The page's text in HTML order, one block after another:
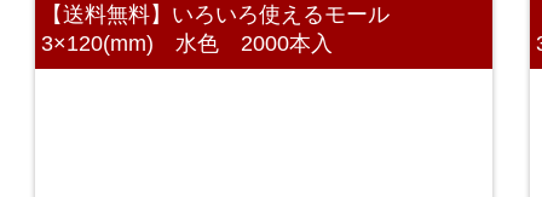
【送料無料】いろいろ使えるモール
3×120(mm) 水色 2000本入